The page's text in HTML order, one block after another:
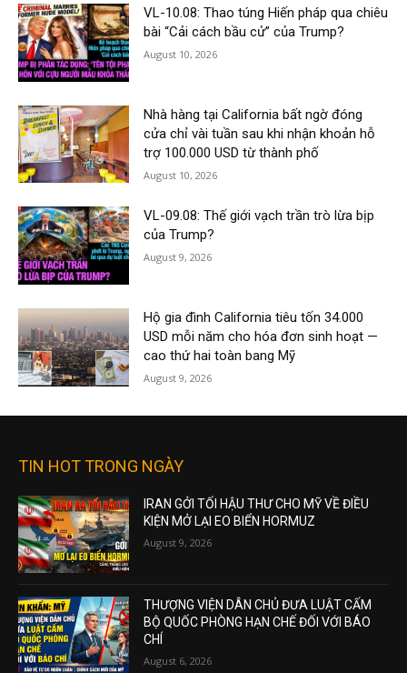
VL-10.08: Thao túng Hiến pháp qua chiêu
bài “Cải cách bầu cử” của Trump?
August 10, 2026
Nhà hàng tại California bất ngờ đóng
cửa chỉ vài tuần sau khi nhận khoản hỗ
trợ 100.000 USD từ thành phố
August 10, 2026
VL-09.08: Thế giới vạch trần trò lừa bịp
của Trump?
August 9, 2026
Hộ gia đình California tiêu tốn 34.000
USD mỗi năm cho hóa đơn sinh hoạt —
cao thứ hai toàn bang Mỹ
August 9, 2026
TIN HOT TRONG NGÀY
IRAN GỞI TỐI HẬU THƯ CHO MỸ VỀ ĐIỀU
KIỆN MỞ LẠI EO BIỂN HORMUZ
August 9, 2026
THƯỢNG VIỆN DÂN CHỦ ĐƯA LUẬT CẤM
BỘ QUỐC PHÒNG HẠN CHẾ ĐỐI VỚI BÁO
CHÍ
August 6, 2026